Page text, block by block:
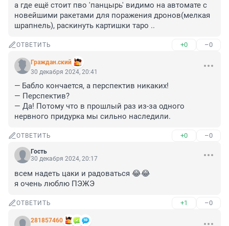
а где ещё стоит пво 'панцырь' видимо на автомате с
новейшими ракетами для поражения дронов(мелкая
шрапнель), раскинуть картишки таро ..
ОТВЕТИТЬ +0 –0
Граждан.ский
30 декабря 2024, 20:41
— Бабло кончается, а перспектив никаких!
— Перспектив?
— Да! Потому что в прошлый раз из-за одного
нервного придурка мы сильно наследили.
ОТВЕТИТЬ +0 –0
Гость
30 декабря 2024, 20:17
всем надеть цаки и радоваться 😂😂
я очень люблю ПЭЖЭ
ОТВЕТИТЬ +1 –0
281857460